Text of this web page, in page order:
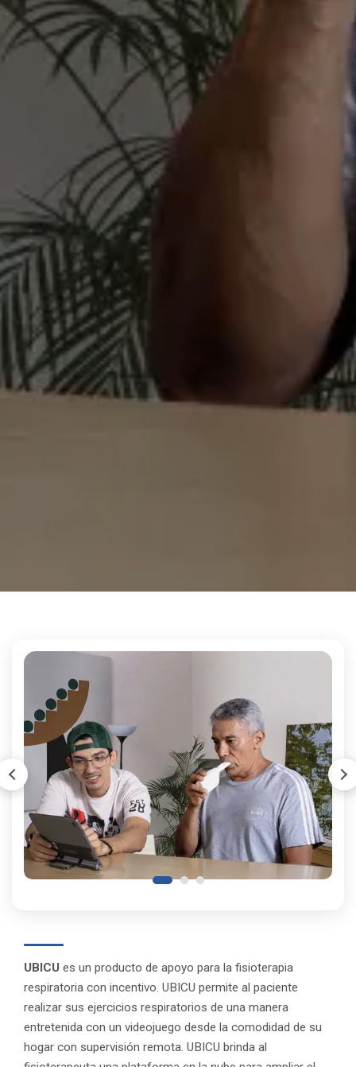
UBICU es un producto de apoyo para la fisioterapia
respiratoria con incentivo. UBICU permite al paciente
realizar sus ejercicios respiratorios de una manera
entretenida con un videojuego desde la comodidad de su
hogar con supervisión remota. UBICU brinda al